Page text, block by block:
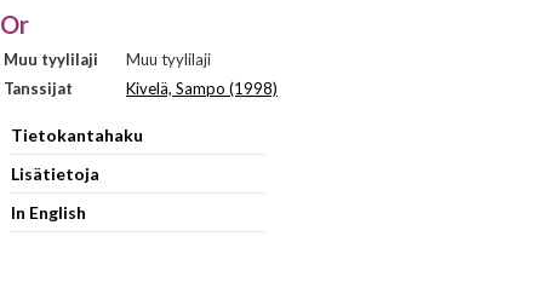
Or
Muu tyylilaji
Muu tyylilaji
Tanssijat
Kivelä, Sampo (1998)
Tietokantahaku
Lisätietoja
In English